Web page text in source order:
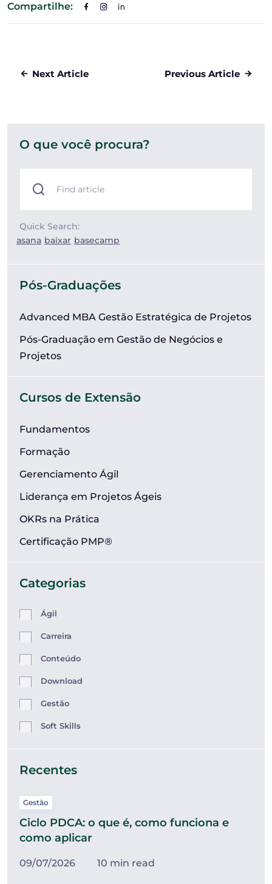
Compartilhe:
Next Article Previous Article
O que você procura?
Quick Search:
asana baixar basecamp
Pós-Graduações
Advanced MBA Gestão Estratégica de Projetos
Pós-Graduação em Gestão de Negócios e
Projetos
Cursos de Extensão
Fundamentos
Formação
Gerenciamento Ágil
Liderança em Projetos Ágeis
OKRs na Prática
Certificação PMP®
Categorias
Ágil
Carreira
Conteúdo
Download
Gestão
Soft Skills
Recentes
Gestão
Ciclo PDCA: o que é, como funciona e
como aplicar
09/07/2026 10 min read